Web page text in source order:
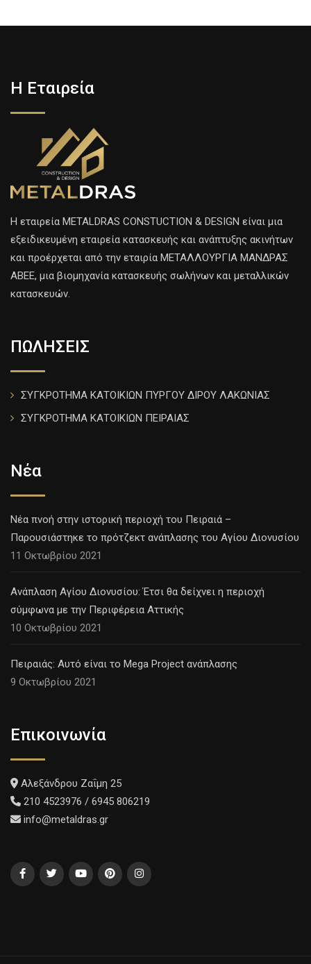
Η Εταιρεία
H εταιρεία METALDRAS CONSTUCTION & DESIGN είναι μια
εξειδικευμένη εταιρεία κατασκευής και ανάπτυξης ακινήτων
και προέρχεται από την εταιρία ΜΕΤΑΛΛΟΥΡΓΙΑ ΜΑΝΔΡΑΣ
ΑΒΕΕ, μια βιομηχανία κατασκευής σωλήνων και μεταλλικών
κατασκευών.
ΠΩΛΗΣΕΙΣ
ΣΥΓΚΡΟΤΗΜΑ ΚΑΤΟΙΚΙΩΝ ΠΥΡΓΟΥ ΔΙΡΟΥ ΛΑΚΩΝΙΑΣ
ΣΥΓΚΡΟΤΗΜΑ ΚΑΤΟΙΚΙΩΝ ΠΕΙΡΑΙΑΣ
Νέα
Νέα πνοή στην ιστορική περιοχή του Πειραιά –
Παρουσιάστηκε το πρότζεκτ ανάπλασης του Αγίου Διονυσίου
11 Οκτωβρίου 2021
Ανάπλαση Αγίου Διονυσίου: Έτσι θα δείχνει η περιοχή
σύμφωνα με την Περιφέρεια Αττικής
10 Οκτωβρίου 2021
Πειραιάς: Αυτό είναι το Mega Project ανάπλασης
9 Οκτωβρίου 2021
Επικοινωνία
Αλεξάνδρου Ζαΐμη 25
210 4523976 / 6945 806219
info@metaldras.gr